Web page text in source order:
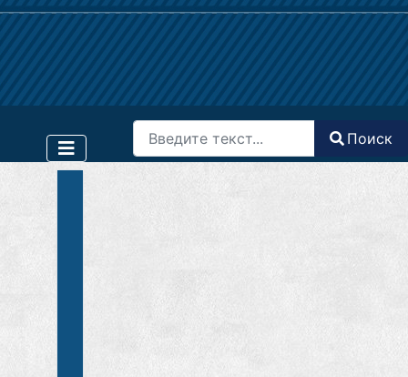
Поиск
Type 2 or more characters for results.
Поиск